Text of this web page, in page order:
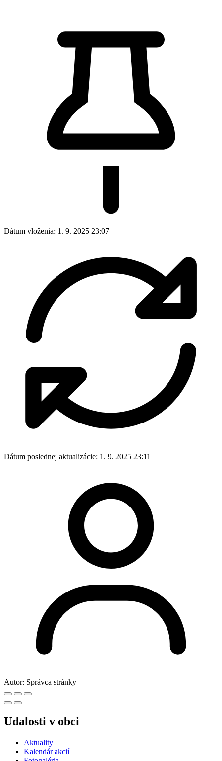
Dátum vloženia: 1. 9. 2025 23:07
Dátum poslednej aktualizácie: 1. 9. 2025 23:11
Autor: Správca stránky
Udalosti v obci
Aktuality
Kalendár akcií